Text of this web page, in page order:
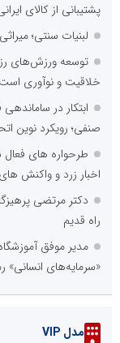
پشتیبانی از کالای
لبنیات سنتی؛
توسعه ورزش‌های
خلاقیت و نوآوری است
ابتکار در
صنفی؛ رویکرد نوین
طرحواره های
اخبار زرد و واکنش
دکتر مرتضی
راه قدیم
مدیر موفق
«سرمایه‌های انسانی»
مدل VIP